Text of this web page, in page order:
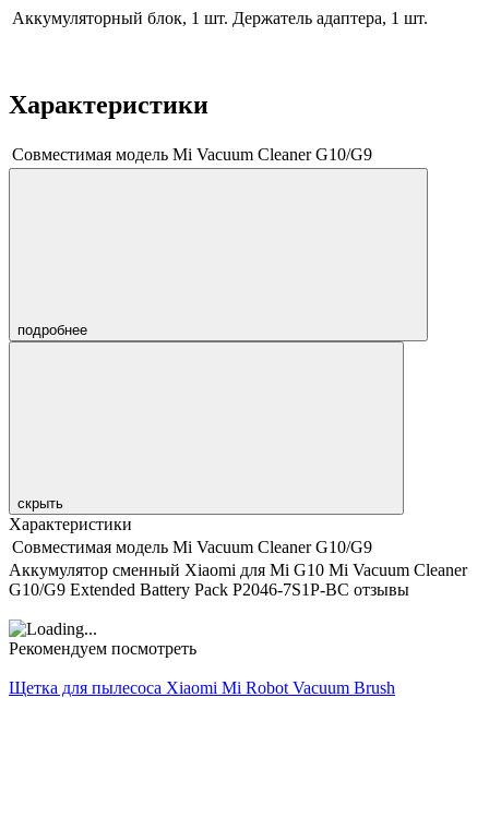
Аккумуляторный блок, 1 шт. Держатель адаптера, 1 шт.
Характеристики
Совместимая модель Mi Vacuum Cleaner G10/G9
подробнее
скрыть
Характеристики
Совместимая модель Mi Vacuum Cleaner G10/G9
Аккумулятор сменный Xiaomi для Mi G10 Mi Vacuum Cleaner
G10/G9 Extended Battery Pack P2046-7S1P-BC отзывы
Рекомендуем посмотреть
Щетка для пылесоса Xiaomi Mi Robot Vacuum Brush